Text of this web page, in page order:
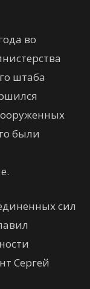
во
штаба
были
сил
Сергей